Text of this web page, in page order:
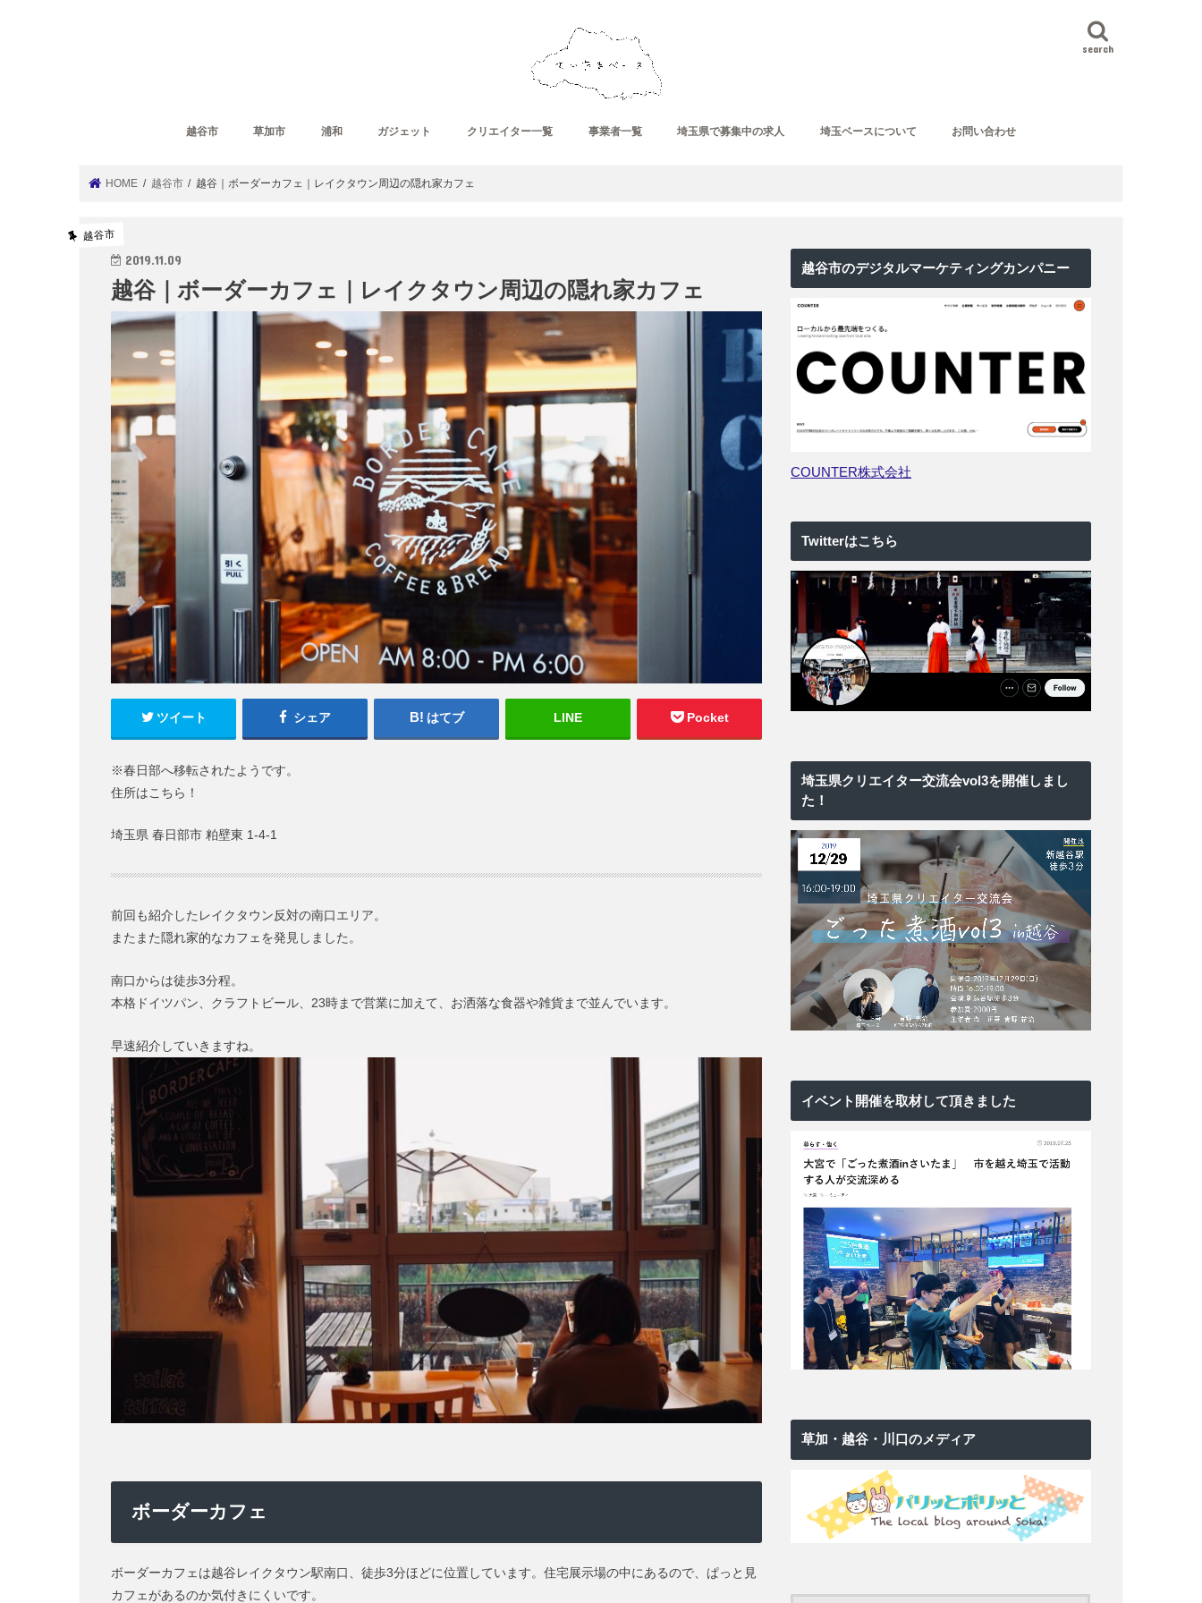
search
越谷市 草加市 浦和 ガジェット クリエイター一覧 事業者一覧 埼玉県で募集中の求人 埼玉ベースについて お問い合わせ
HOME 越谷市 越谷｜ボーダーカフェ｜レイクタウン周辺の隠れ家カフェ
越谷市
2019.11.09
越谷｜ボーダーカフェ｜レイクタウン周辺の隠れ家カフェ
ツイート シェア はてブ LINE Pocket
※春日部へ移転されたようです。
住所はこちら！
埼玉県 春日部市 粕壁東 1-4-1
前回も紹介したレイクタウン反対の南口エリア。
またまた隠れ家的なカフェを発見しました。
南口からは徒歩3分程。
本格ドイツパン、クラフトビール、23時まで営業に加えて、お洒落な食器や雑貨まで並んでいます。
早速紹介していきますね。
ボーダーカフェ
ボーダーカフェは越谷レイクタウン駅南口、徒歩3分ほどに位置しています。住宅展示場の中にあるので、ぱっと見
カフェがあるのか気付きにくいです。
越谷市のデジタルマーケティングカンパニー
COUNTER株式会社
Twitterはこちら
埼玉県クリエイター交流会vol3を開催しまし
た！
イベント開催を取材して頂きました
草加・越谷・川口のメディア